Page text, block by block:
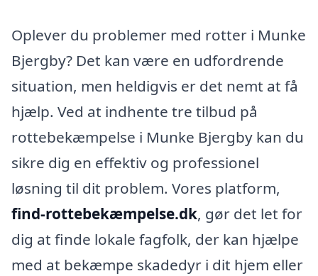
Oplever du problemer med rotter i Munke
Bjergby? Det kan være en udfordrende
situation, men heldigvis er det nemt at få
hjælp. Ved at indhente tre tilbud på
rottebekæmpelse i Munke Bjergby kan du
sikre dig en effektiv og professionel
løsning til dit problem. Vores platform,
find-rottebekæmpelse.dk, gør det let for
dig at finde lokale fagfolk, der kan hjælpe
med at bekæmpe skadedyr i dit hjem eller